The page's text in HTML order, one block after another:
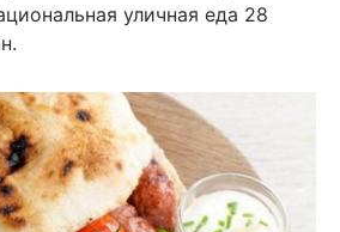
уличная еда 28